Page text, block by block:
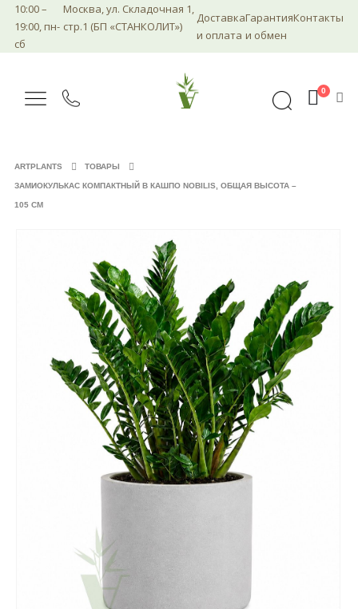
10:00 –
19:00, пн-
сб
Москва, ул. Складочная 1,
стр.1 (БП «СТАНКОЛИТ»)
Доставка
и оплата
Гарантия
и обмен
Контакты
0
ARTPLANTS ТОВАРЫ
ЗАМИОКУЛЬКАС КОМПАКТНЫЙ В КАШПО NOBILIS, ОБЩАЯ ВЫСОТА –
105 СМ